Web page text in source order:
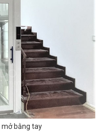
bằng tay